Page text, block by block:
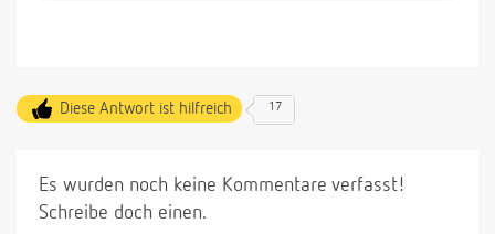
Diese Antwort ist hilfreich 17
Es wurden noch keine Kommentare verfasst!
Schreibe doch einen.